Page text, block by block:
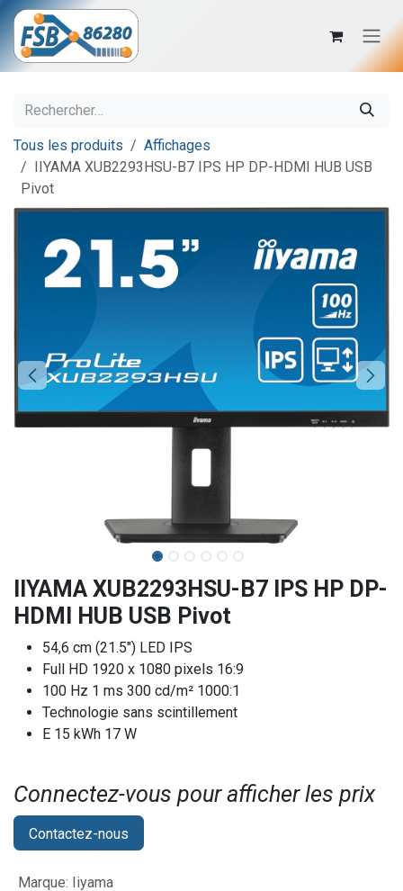
Se rendre au contenu
Tous les produits
Affichages
IIYAMA XUB2293HSU-B7 IPS HP DP-HDMI HUB USB
Pivot
IIYAMA XUB2293HSU-B7 IPS HP DP-
HDMI HUB USB Pivot
54,6 cm (21.5") LED IPS
Full HD 1920 x 1080 pixels 16:9
100 Hz 1 ms 300 cd/m² 1000:1
Technologie sans scintillement
E 15 kWh 17 W
Connectez-vous pour afficher les prix​
Contactez-nous
Marque: Iiyama